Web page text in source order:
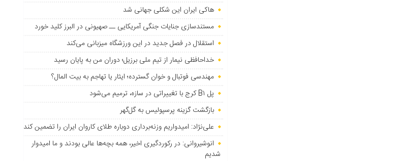
هاکی ایران این شکلی جهانی شد
مستندسازی جنایات جنگی آمریکایی ــ صهیونی در البرز کلید خورد
استقلال در فصل جدید در این ورزشگاه میزبانی می‌کند
خداحافظی نیمار از تیم ملی برزیل؛ دوران من به پایان رسید
مهندسی فوتبال و خوان گسترده؛ ایثار یا تهاجم به بیت المال؟
پل B۱ کرج با تغییراتی در سازه، ترمیم می‌شود
بازگشت گزینه پرسپولیس به ‌گل‌گهر
علی‌نژاد: امیدواریم وزنه‌برداری دوباره طلای کاروان ایران را تضمین کند
انوشیروانی: در رکوردگیری اخیر، همه بچه‌ها عالی بودند و ما امیدوار
شدیم